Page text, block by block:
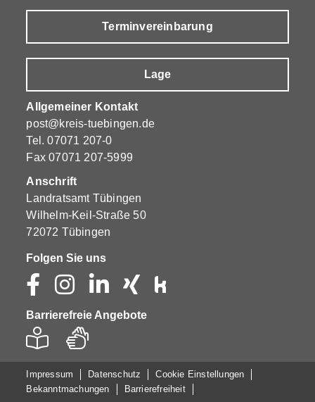
Terminvereinbarung
Lage
Allgemeiner Kontakt
post@kreis-tuebingen.de
Tel.07071 207-0
Fax 07071 207-5999
Anschrift
Landratsamt Tübingen
Wilhelm-Keil-Straße 50
72072 Tübingen
Folgen Sie uns
Barrierefreie Angebote
Impressum Datenschutz
Cookie Einstellungen
Bekanntmachungen
Barrierefreiheit